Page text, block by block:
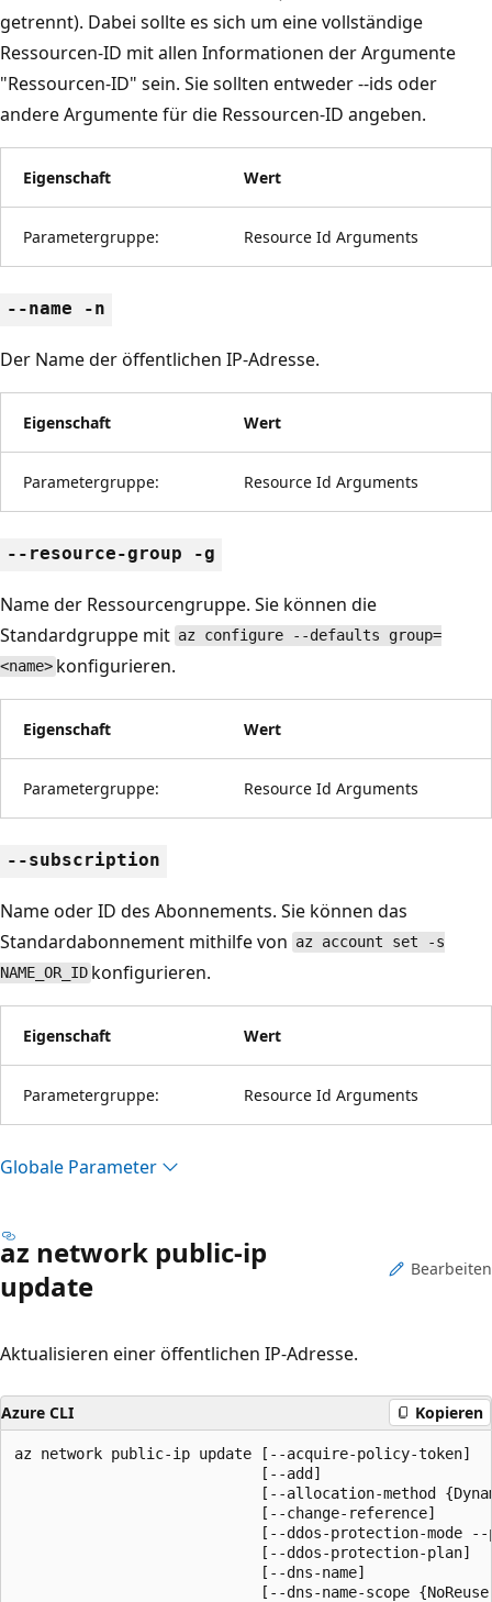
getrennt). Dabei sollte es sich um eine vollständige
Ressourcen-ID mit allen Informationen der Argumente
"Ressourcen-ID" sein. Sie sollten entweder --ids oder
andere Argumente für die Ressourcen-ID angeben.
Eigenschaft Wert
Parametergruppe: Resource Id Arguments
--name -n
Der Name der öffentlichen IP-Adresse.
Eigenschaft Wert
Parametergruppe: Resource Id Arguments
--resource-group -g
Name der Ressourcengruppe. Sie können die
Standardgruppe mit az configure --defaults group=
<name> konfigurieren.
Eigenschaft Wert
Parametergruppe: Resource Id Arguments
--subscription
Name oder ID des Abonnements. Sie können das
Standardabonnement mithilfe von az account set -s
NAME_OR_ID konfigurieren.
Eigenschaft Wert
Parametergruppe: Resource Id Arguments
Globale Parameter
az network public-ip
update
Bearbeiten
Aktualisieren einer öffentlichen IP-Adresse.
Azure CLI Kopieren
az network public-ip update [--acquire-policy-token]
                            [--add]
[--allocation-method
                            [--change-reference]
[--ddos-protection-mode
                            [--ddos-protection-plan]
                            [--dns-name]
[--dns-name-scope